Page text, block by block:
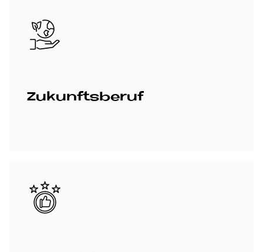
Bild
Zu­kunfts­be­ruf
Bild